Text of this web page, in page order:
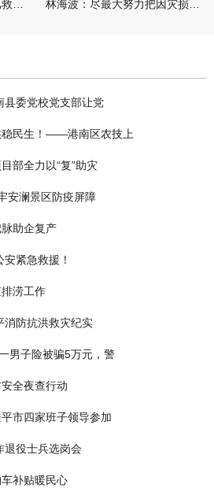
委党校党支部让党
稳民生！——港南区农技上
部全力以“复”助灾
安澜景区防疫屏障
助企复产
紧急救援！
涝工作
防抗洪救灾纪实
男子险被骗5万元，警
全夜查行动
市四家班子领导参加
退役士兵选岗会
补贴暖民心